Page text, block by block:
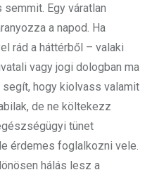
Egy váratlan
a napod. Ha
rád a háttérből – valaki
vagy jogi dologban ma
hogy kiolvass valamit
de ne költekezz
tünet
érdemes foglalkozni vele.
hálás lesz a